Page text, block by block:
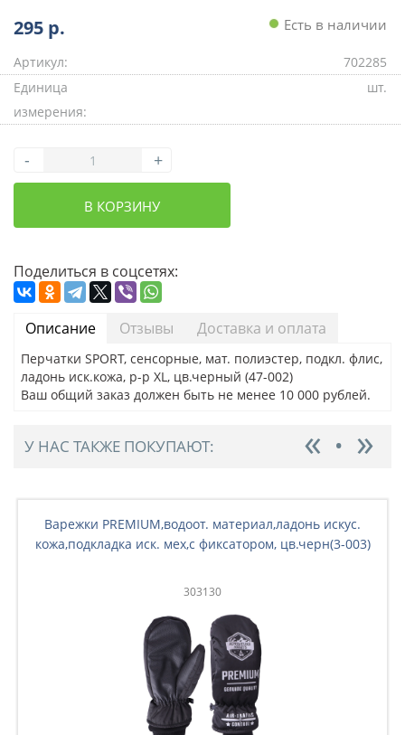
295 р. Есть в наличии
Артикул:
702285
Единица
измерения:
шт.
- +
В КОРЗИНУ
Поделиться в соцсетях:
Описание Отзывы Доставка и оплата
Перчатки SPORT, сенсорные, мат. полиэстер, подкл. флис,
ладонь иск.кожа, р-р XL, цв.черный (47-002)
Ваш общий заказ должен быть не менее 10 000 рублей.
У НАС ТАКЖЕ ПОКУПАЮТ:
Варежки PREMIUM,водоот. материал,ладонь искус.
кожа,подкладка иск. мех,с фиксатором, цв.черн(3-003)
303130